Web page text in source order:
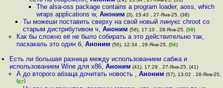
The alsa-oss package contains a program loader, aoss, which
wraps applications w, Аноним (3), 15:43 , 27-Янв-25, (38)
Ты можеши поставить сверху на свой новый линукс chroot со
старым дистрибутивом ч, Аноним (58), 17:10 , 28-Янв-25, (58)
Как бы сложно её не было собирать а это действительно так,
паскакаль это один б, Аноним (56), 12:34 , 28-Янв-25, (56)
Есть ли большая разница между использованием сабжа и
использованием Wine для x86,Аноним (41), 17:29 , 27-Янв-25, (41)
А до второго абзаца дочитать новость , Аноним (57), 13:02 , 28-Янв-25,
(57)